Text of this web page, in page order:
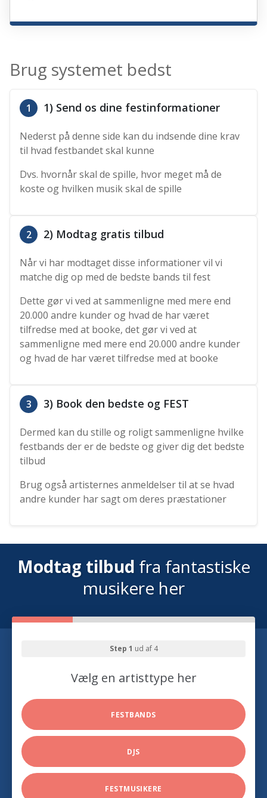
Brug systemet bedst
1 1) Send os dine festinformationer
Nederst på denne side kan du indsende dine krav
til hvad festbandet skal kunne
Dvs. hvornår skal de spille, hvor meget må de
koste og hvilken musik skal de spille
2 2) Modtag gratis tilbud
Når vi har modtaget disse informationer vil vi
matche dig op med de bedste bands til fest
Dette gør vi ved at sammenligne med mere end
20.000 andre kunder og hvad de har været
tilfredse med at booke, det gør vi ved at
sammenligne med mere end 20.000 andre kunder
og hvad de har været tilfredse med at booke
3 3) Book den bedste og FEST
Dermed kan du stille og roligt sammenligne hvilke
festbands der er de bedste og giver dig det bedste
tilbud
Brug også artisternes anmeldelser til at se hvad
andre kunder har sagt om deres præstationer
Modtag tilbud fra fantastiske
musikere her
Step 1 ud af 4
Vælg en artisttype her
FESTBANDS
DJS
FESTMUSIKERE